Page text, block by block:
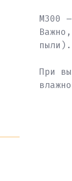
М300
пыли).
При